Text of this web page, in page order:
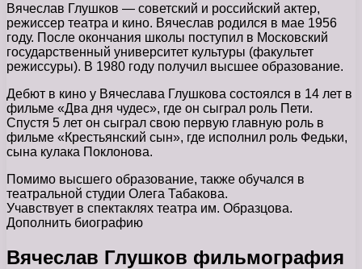
Вячеслав Глушков — советский и российский актер,
режиссер театра и кино. Вячеслав родился в мае 1956
году. После окончания школы поступил в Московский
государственный университет культуры (факультет
режиссуры). В 1980 году получил высшее образование.
Дебют в кино у Вячеслава Глушкова состоялся в 14 лет в
фильме «Два дня чудес», где он сыграл роль Пети.
Спустя 5 лет он сыграл свою первую главную роль в
фильме «Крестьянский сын», где исполнил роль Федьки,
сына кулака Поклонова.
Помимо высшего образование, также обучался в
театральной студии Олега Табакова.
Учавствует в спектаклях театра им. Образцова.
Дополнить биографию
Вячеслав Глушков фильмография